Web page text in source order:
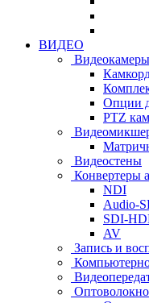
ВИДЕО
Видеокамеры
Опции
PTZ
Видеостены
Конвертеры
NDI
Audio-
SDI-
AV
Запись и
Оптоволокно